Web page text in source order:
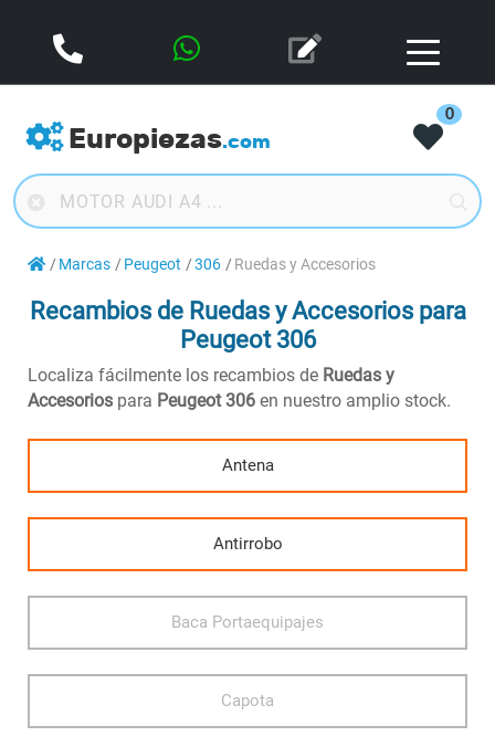
Europiezas.com
0
Marcas Peugeot 306 Ruedas y Accesorios
Recambios de Ruedas y Accesorios para
Peugeot 306
Localiza fácilmente los recambios de Ruedas y
Accesorios para Peugeot 306 en nuestro amplio stock.
Antena
Antirrobo
Baca Portaequipajes
Capota